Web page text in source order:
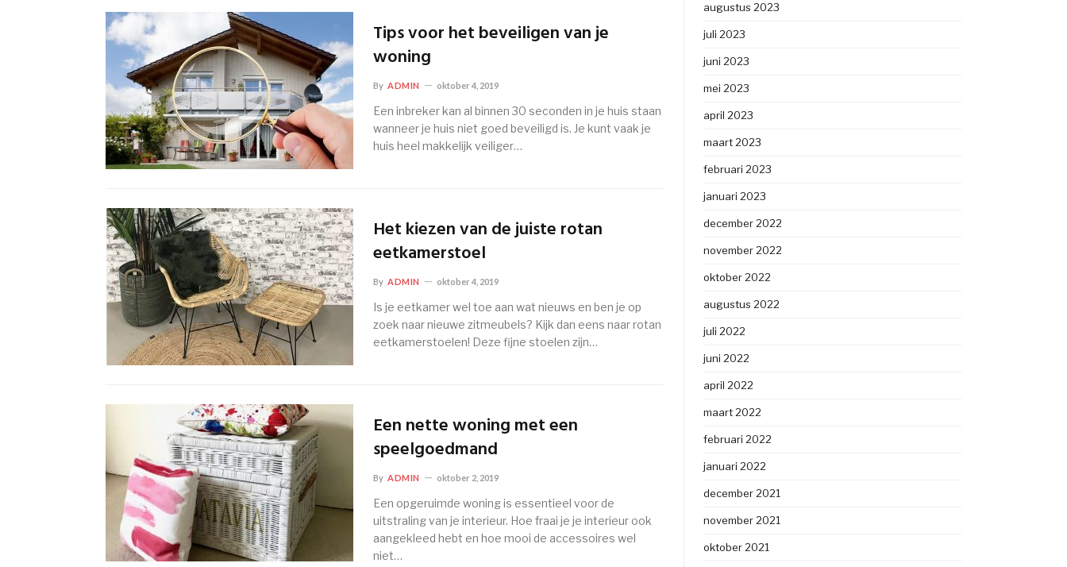
Tips voor het beveiligen van je
woning
By ADMIN oktober 4, 2019
Een inbreker kan al binnen 30 seconden in je huis staan
wanneer je huis niet goed beveiligd is. Je kunt vaak je
huis heel makkelijk veiliger…
Het kiezen van de juiste rotan
eetkamerstoel
By ADMIN oktober 4, 2019
Is je eetkamer wel toe aan wat nieuws en ben je op
zoek naar nieuwe zitmeubels? Kijk dan eens naar rotan
eetkamerstoelen! Deze fijne stoelen zijn…
Een nette woning met een
speelgoedmand
By ADMIN oktober 2, 2019
Een opgeruimde woning is essentieel voor de
uitstraling van je interieur. Hoe fraai je je interieur ook
aangekleed hebt en hoe mooi de accessoires wel
niet…
augustus 2023
juli 2023
juni 2023
mei 2023
april 2023
maart 2023
februari 2023
januari 2023
december 2022
november 2022
oktober 2022
augustus 2022
juli 2022
juni 2022
april 2022
maart 2022
februari 2022
januari 2022
december 2021
november 2021
oktober 2021